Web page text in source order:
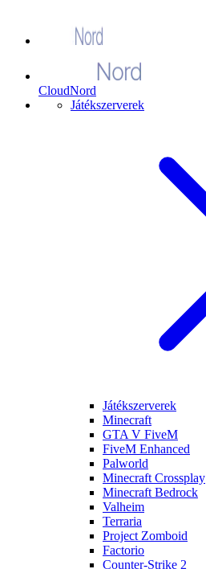
CloudNord
Játékszerverek
Játékszerverek
Minecraft
GTA V FiveM
FiveM Enhanced
Palworld
Minecraft Crossplay
Minecraft Bedrock
Valheim
Terraria
Project Zomboid
Factorio
Counter-Strike 2